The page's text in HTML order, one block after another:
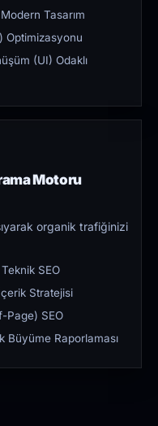
Tasarım
Optimizasyonu
(UI) Odaklı
Motoru
organik trafiğinizi
SEO
Stratejisi
Page) SEO
Büyüme Raporlaması